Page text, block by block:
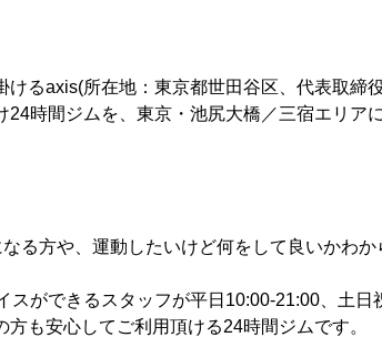
るaxis(所在地：東京都世田谷区、代表取締
時間ジムを、東京・池尻大橋／三宿エリア
る方や、運動したいけど何をして良いかわ
スができるスタッフが平日10:00-21:00、土日
も安心してご利用頂ける24時間ジムです。